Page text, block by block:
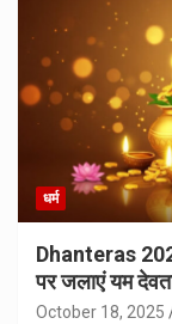
धर्म
Dhanteras
पर जलाएं यम
October 18, 2025